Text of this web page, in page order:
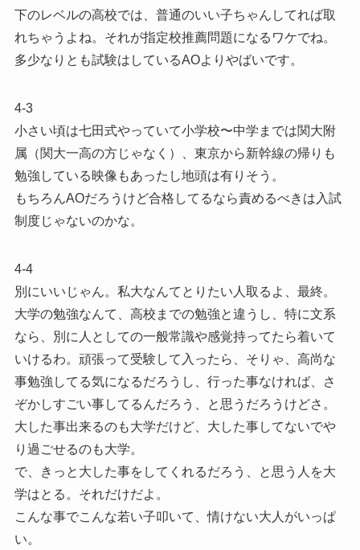
下のレベルの高校では、普通のいい子ちゃんしてれば取
れちゃうよね。それが指定校推薦問題になるワケでね。
多少なりとも試験はしているAOよりやばいです。
4-3
小さい頃は七田式やっていて小学校〜中学までは関大附
属（関大一高の方じゃなく）、東京から新幹線の帰りも
勉強している映像もあったし地頭は有りそう。
もちろんAOだろうけど合格してるなら責めるべきは入試
制度じゃないのかな。
4-4
別にいいじゃん。私大なんてとりたい人取るよ、最終。
大学の勉強なんて、高校までの勉強と違うし、特に文系
なら、別に人としての一般常識や感覚持ってたら着いて
いけるわ。頑張って受験して入ったら、そりゃ、高尚な
事勉強してる気になるだろうし、行った事なければ、さ
ぞかしすごい事してるんだろう、と思うだろうけどさ。
大した事出来るのも大学だけど、大した事してないでや
り過ごせるのも大学。
で、きっと大した事をしてくれるだろう、と思う人を大
学はとる。それだけだよ。
こんな事でこんな若い子叩いて、情けない大人がいっぱ
い。